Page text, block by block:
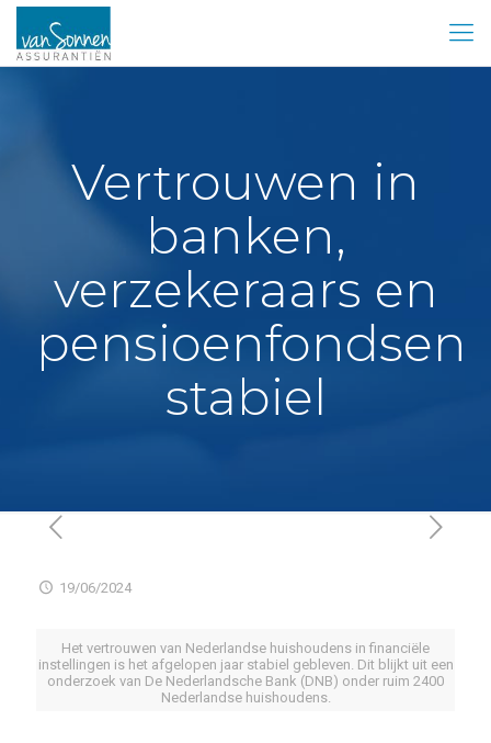
Vertrouwen in
banken,
verzekeraars en
pensioenfondsen
stabiel
19/06/2024
Het vertrouwen van Nederlandse huishoudens in financiële
instellingen is het afgelopen jaar stabiel gebleven. Dit blijkt uit een
onderzoek van De Nederlandsche Bank (DNB) onder ruim 2400
Nederlandse huishoudens.